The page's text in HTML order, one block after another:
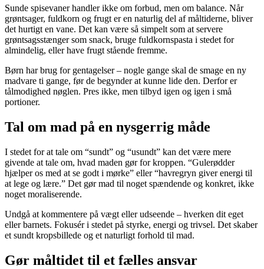
Sunde spisevaner handler ikke om forbud, men om balance. Når
grøntsager, fuldkorn og frugt er en naturlig del af måltiderne, bliver
det hurtigt en vane. Det kan være så simpelt som at servere
grøntsagsstænger som snack, bruge fuldkornspasta i stedet for
almindelig, eller have frugt stående fremme.
Børn har brug for gentagelser – nogle gange skal de smage en ny
madvare ti gange, før de begynder at kunne lide den. Derfor er
tålmodighed nøglen. Pres ikke, men tilbyd igen og igen i små
portioner.
Tal om mad på en nysgerrig måde
I stedet for at tale om “sundt” og “usundt” kan det være mere
givende at tale om, hvad maden gør for kroppen. “Gulerødder
hjælper os med at se godt i mørke” eller “havregryn giver energi til
at lege og lære.” Det gør mad til noget spændende og konkret, ikke
noget moraliserende.
Undgå at kommentere på vægt eller udseende – hverken dit eget
eller barnets. Fokusér i stedet på styrke, energi og trivsel. Det skaber
et sundt kropsbillede og et naturligt forhold til mad.
Gør måltidet til et fælles ansvar